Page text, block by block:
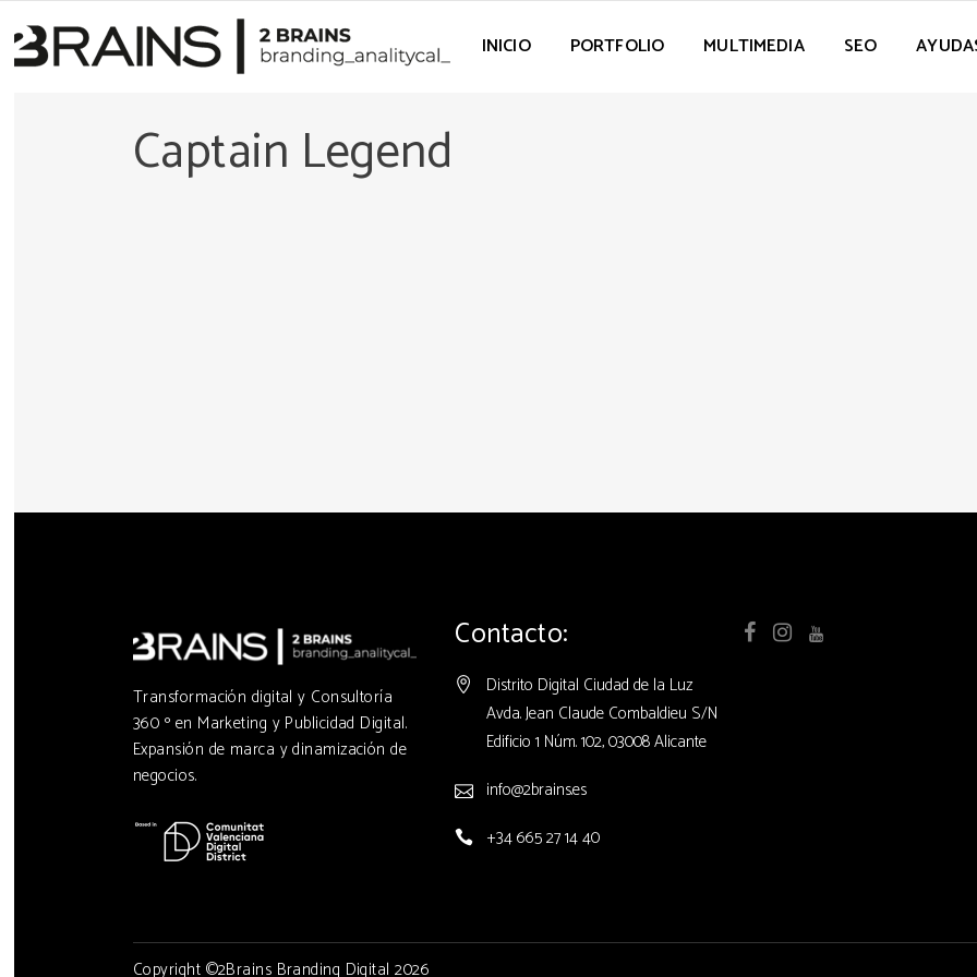
INICIO PORTFOLIO MULTIMEDIA SEO
Captain Legend
Transformación digital y Consultoría
360 º en Marketing y Publicidad Digital.
Expansión de marca y dinamización de
negocios.
Contacto:
Distrito Digital Ciudad de la Luz
Avda. Jean Claude Combaldieu S/N
Edificio 1 Núm. 102, 03008 Alicante
info@2brains.es
+34 665 27 14 40
Copyright ©2Brains Branding Digital 2026